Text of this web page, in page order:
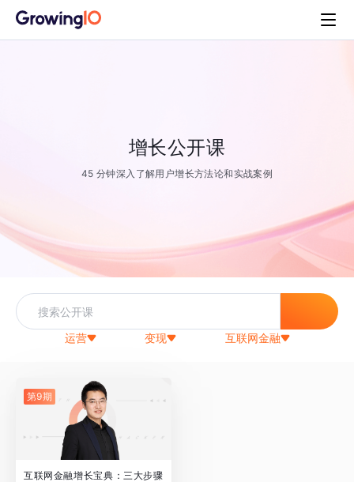
增长公开课
45 分钟深入了解用户增长方法论和实战案例
运营 变现 互联网金融
第9期
互联网金融增长宝典：三大步骤